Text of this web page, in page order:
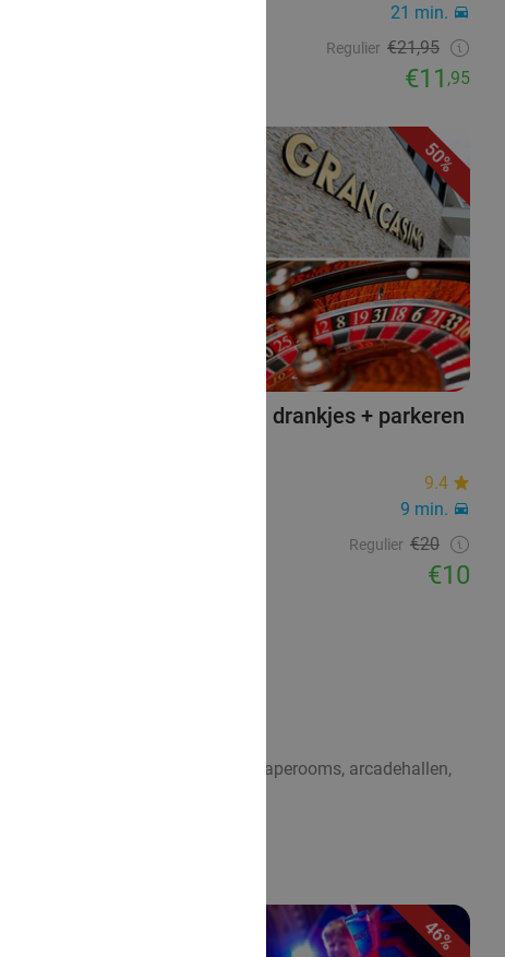
21 min.
Regulier €21,95
€11 ,95
50%
Speeltegoed + hapjes en drankjes + parkeren
9.4
9 min.
Regulier €20
€10
en sportieve uitstapjes, escaperooms, arcadehallen,
46%